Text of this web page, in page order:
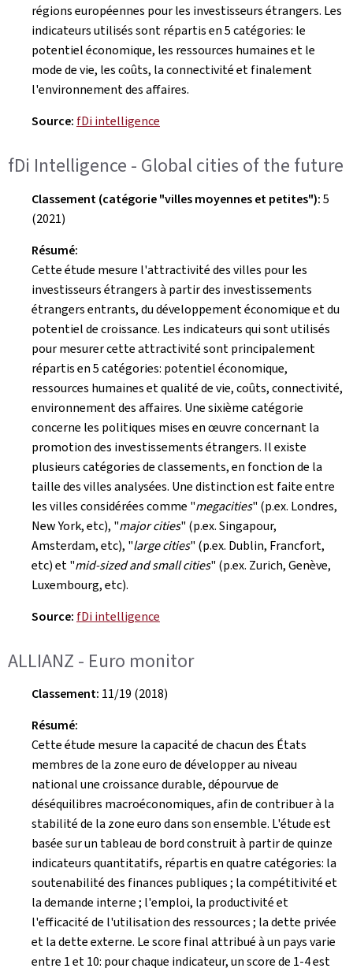
régions européennes pour les investisseurs étrangers. Les
indicateurs utilisés sont répartis en 5 catégories: le
potentiel économique, les ressources humaines et le
mode de vie, les coûts, la connectivité et finalement
l'environnement des affaires.
Source: fDi intelligence
fDi Intelligence - Global cities of the future
Classement (catégorie "villes moyennes et petites"):5
(2021)
Résumé:
Cette étude mesure l'attractivité des villes pour les
investisseurs étrangers à partir des investissements
étrangers entrants, du développement économique et du
potentiel de croissance. Les indicateurs qui sont utilisés
pour mesurer cette attractivité sont principalement
répartis en 5 catégories: potentiel économique,
ressources humaines et qualité de vie, coûts, connectivité,
environnement des affaires. Une sixième catégorie
concerne les politiques mises en œuvre concernant la
promotion des investissements étrangers. Il existe
plusieurs catégories de classements, en fonction de la
taille des villes analysées. Une distinction est faite entre
les villes considérées comme "megacities" (p.ex. Londres,
New York, etc), "major cities" (p.ex. Singapour,
Amsterdam, etc), "large cities" (p.ex. Dublin, Francfort,
etc) et "mid-sized and small cities" (p.ex. Zurich, Genève,
Luxembourg, etc).
Source: fDi intelligence
ALLIANZ - Euro monitor
Classement: 11/19 (2018)
Résumé:
Cette étude mesure la capacité de chacun des États
membres de la zone euro de développer au niveau
national une croissance durable, dépourvue de
déséquilibres macroéconomiques, afin de contribuer à la
stabilité de la zone euro dans son ensemble. L'étude est
basée sur un tableau de bord construit à partir de quinze
indicateurs quantitatifs, répartis en quatre catégories: la
soutenabilité des finances publiques ; la compétitivité et
la demande interne ; l'emploi, la productivité et
l'efficacité de l'utilisation des ressources ; la dette privée
et la dette externe. Le score final attribué à un pays varie
entre 1 et 10: pour chaque indicateur, un score de 1-4 est